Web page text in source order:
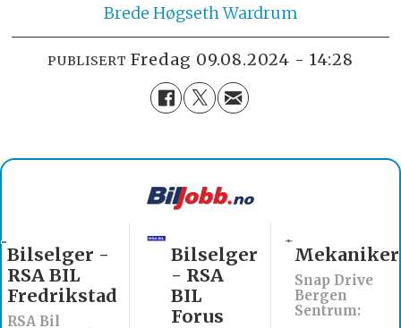
Brede Høgseth Wardrum
PUBLISERT fredag 09.08.2024 - 14:28
Bilselger
- RSA
BIL
Forus
Snap Drive
Bergen
Sentrum:
Mekaniker
Billakkerer
søkes til
Werksta
Åsane